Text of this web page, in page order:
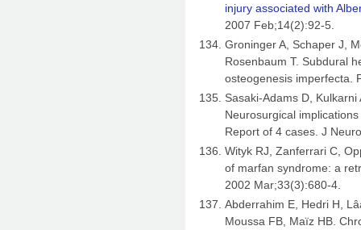
injury associated with
2007 Feb;14(2):92-5.
Groninger A, Schaper J,
Rosenbaum T. Subdural
osteogenesis imperfecta.
Sasaki-Adams D,
Neurosurgical
Report of 4 cases. J
Wityk RJ, Zanferrari C,
of marfan syndrome: a
2002 Mar;33(3):680-4.
Abderrahim E, Hedri H,
Moussa FB, Maїz HB.